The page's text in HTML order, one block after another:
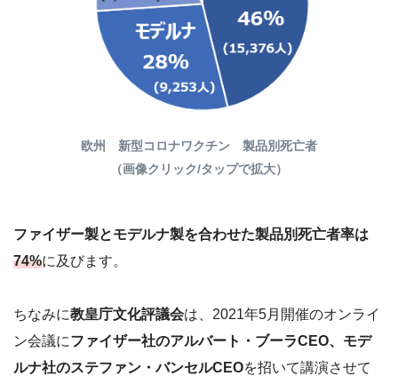
欧州 新型コロナワクチン 製品別死亡者
（画像クリック/タップで拡大）
ファイザー製とモデルナ製を合わせた製品別死亡者率は
74%に 及びます。
ちなみに教皇庁文化評議会は、2021年5月開催のオンライ
ン会議にファイザー社のアルバート・ブーラCEO、モデ
ルナ社のステファン・バンセルCEOを招いて講演させて